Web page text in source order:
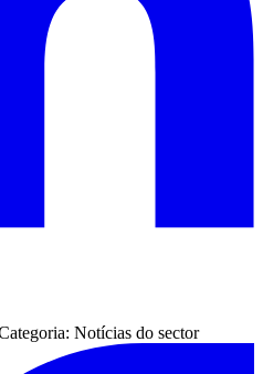
Notícias do sector